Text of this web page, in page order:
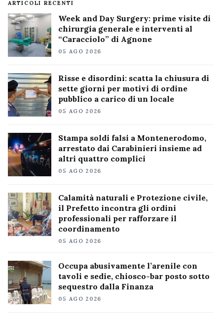
ARTICOLI RECENTI
Week and Day Surgery: prime visite di
chirurgia generale e interventi al
“Caracciolo” di Agnone
05 AGO 2026
Risse e disordini: scatta la chiusura di
sette giorni per motivi di ordine
pubblico a carico di un locale
05 AGO 2026
Stampa soldi falsi a Montenerodomo,
arrestato dai Carabinieri insieme ad
altri quattro complici
05 AGO 2026
Calamità naturali e Protezione civile,
il Prefetto incontra gli ordini
professionali per rafforzare il
coordinamento
05 AGO 2026
Occupa abusivamente l’arenile con
tavoli e sedie, chiosco-bar posto sotto
sequestro dalla Finanza
05 AGO 2026